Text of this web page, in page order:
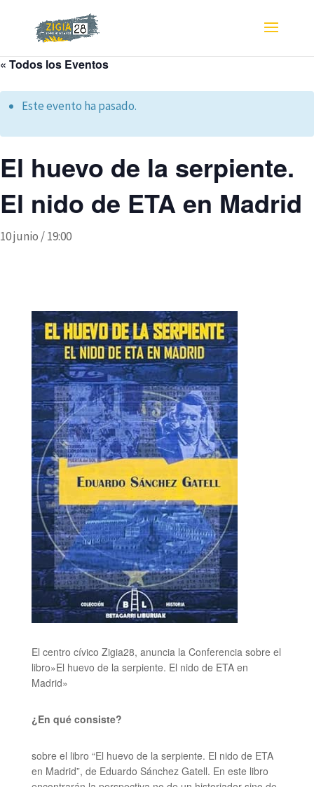
« Todos los Eventos
Este evento ha pasado.
El huevo de la serpiente.
El nido de ETA en Madrid
10 junio / 19:00
El centro cívico Zigia28, anuncia la Conferencia sobre el
libro»El huevo de la serpiente. El nido de ETA en
Madrid»
¿En qué consiste?
sobre el libro “El huevo de la serpiente. El nido de ETA
en Madrid”, de Eduardo Sánchez Gatell. En este libro